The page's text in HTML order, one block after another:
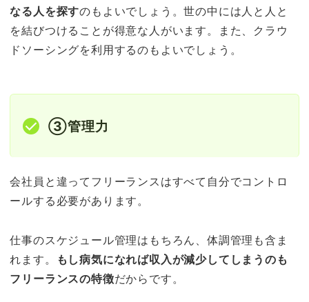
なる人を探すのもよいでしょう。世の中には人と人と
を結びつけることが得意な人がいます。また、クラウ
ドソーシングを利用するのもよいでしょう。
③管理力
会社員と違ってフリーランスはすべて自分でコントロ
ールする必要があります。
仕事のスケジュール管理はもちろん、体調管理も含ま
れます。
もし病気になれば収入が減少してしまうのも
フリーランスの特徴だからです。